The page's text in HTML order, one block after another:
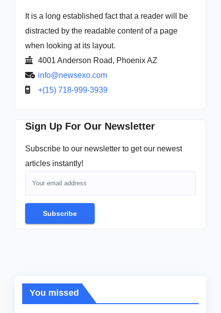
It is a long established fact that a reader will be
distracted by the readable content of a page
when looking at its layout.
4001 Anderson Road, Phoenix AZ
info@newsexo.com
+(15) 718-999-3939
Sign Up For Our Newsletter
Subscribe to our newsletter to get our newest
articles instantly!
Subscribe
You missed